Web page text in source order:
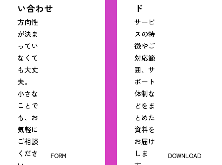
い合わせ
方向性
が決ま
ってい
なくて
も大丈
夫。
小さな
ことで
も、お
気軽に
ご相談
くださ
FORM
ド
サービ
スの特
徴やご
対応範
囲、サ
ポート
体制な
どをま
とめた
資料を
お届け
しま
DOWNLOAD